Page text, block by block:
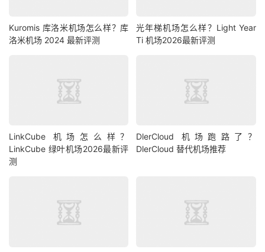
Kuromis 库洛米机场怎么样？库
洛米机场 2024 最新评测
光年梯机场怎么样？Light Year
Ti 机场2026最新评测
LinkCube 机场怎么样？
LinkCube 绿叶机场2026最新评
测
DlerCloud 机场跑路了？
DlerCloud 替代机场推荐